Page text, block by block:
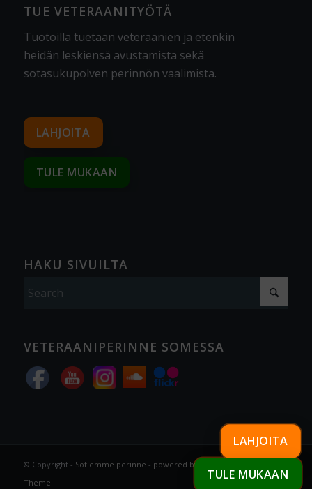
TUE VETERAANITYÖTÄ
Tuotoilla tuetaan veteraanien ja etenkin
heidän leskiensä avustamista sekä
sotasukupolven perinnön vaalimista.
LAHJOITA
TULE MUKAAN
HAKU SIVUILTA
VETERAANIPERINNE SOMESSA
© Copyright - Sotiemme perinne - powered by Enfold WordPress
Theme
LAHJOITA
TULE MUKAAN